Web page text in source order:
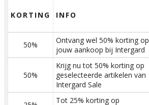
KORTING INFO
50%
Ontvang wel 50% korting op
jouw aankoop bij Intergard
50%
Krijg nu tot 50% korting op
geselecteerde artikelen van
Intergard Sale
Tot 25% korting op